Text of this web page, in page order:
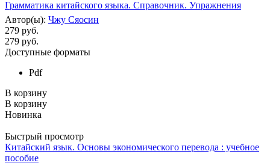
Грамматика китайского языка. Справочник. Упражнения
Автор(ы): Чжу Сяосин
279 руб.
279 руб.
Доступные форматы
Pdf
В корзину
В корзину
Новинка
Быстрый просмотр
Китайский язык. Основы экономического перевода : учебное
пособие